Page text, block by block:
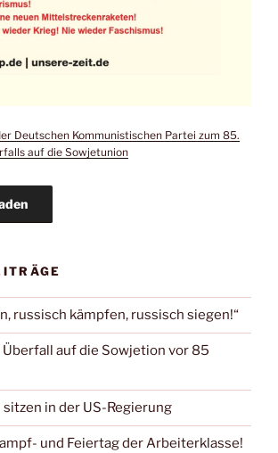
Deutschen Kommunistischen Partei zum 85.
auf die Sowjetunion
russisch kämpfen, russisch siegen!“
Überfall auf die Sowjetion vor 85
in der US-Regierung
und Feiertag der Arbeiterklasse!